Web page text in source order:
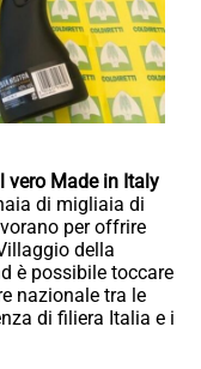
vero Made in Italy
di migliaia di
per offrire
della
è possibile toccare
nazionale tra le
di filiera Italia e i